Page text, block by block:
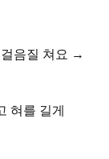
음질 쳐요 →
혀를 길게